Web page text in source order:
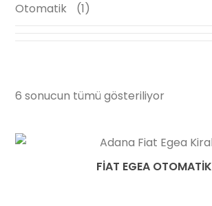
Otomatik 1
6 sonucun tümü gösteriliyor
FIAT EGEA OTOMATIK